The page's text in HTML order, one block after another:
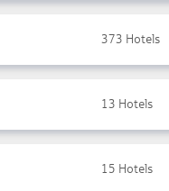
373 Hotels
13 Hotels
15 Hotels